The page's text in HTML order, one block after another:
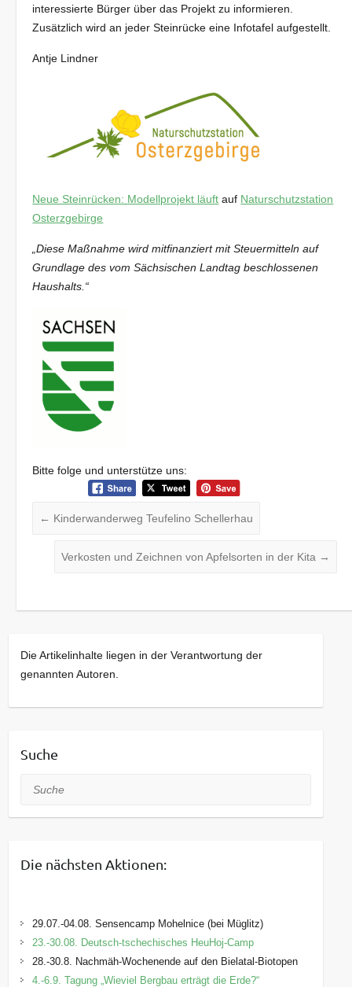
interessierte Bürger über das Projekt zu informieren.
Zusätzlich wird an jeder Steinrücke eine Infotafel aufgestellt.
Antje Lindner
Neue Steinrücken: Modellprojekt läuft auf Naturschutzstation
Osterzgebirge
„Diese Maßnahme wird mitfinanziert mit Steuermitteln auf
Grundlage des vom Sächsischen Landtag beschlossenen
Haushalts.“
Bitte folge und unterstütze uns:
← Kinderwanderweg Teufelino Schellerhau
Verkosten und Zeichnen von Apfelsorten in der Kita →
Die Artikelinhalte liegen in der Verantwortung der
genannten Autoren.
Suche
Suche
Die nächsten Aktionen:
29.07.-04.08. Sensencamp Mohelnice (bei Müglitz)
23.-30.08. Deutsch-tschechisches HeuHoj-Camp
28.-30.8. Nachmäh-Wochenende auf den Bielatal-Biotopen
4.-6.9. Tagung „Wieviel Bergbau erträgt die Erde?“